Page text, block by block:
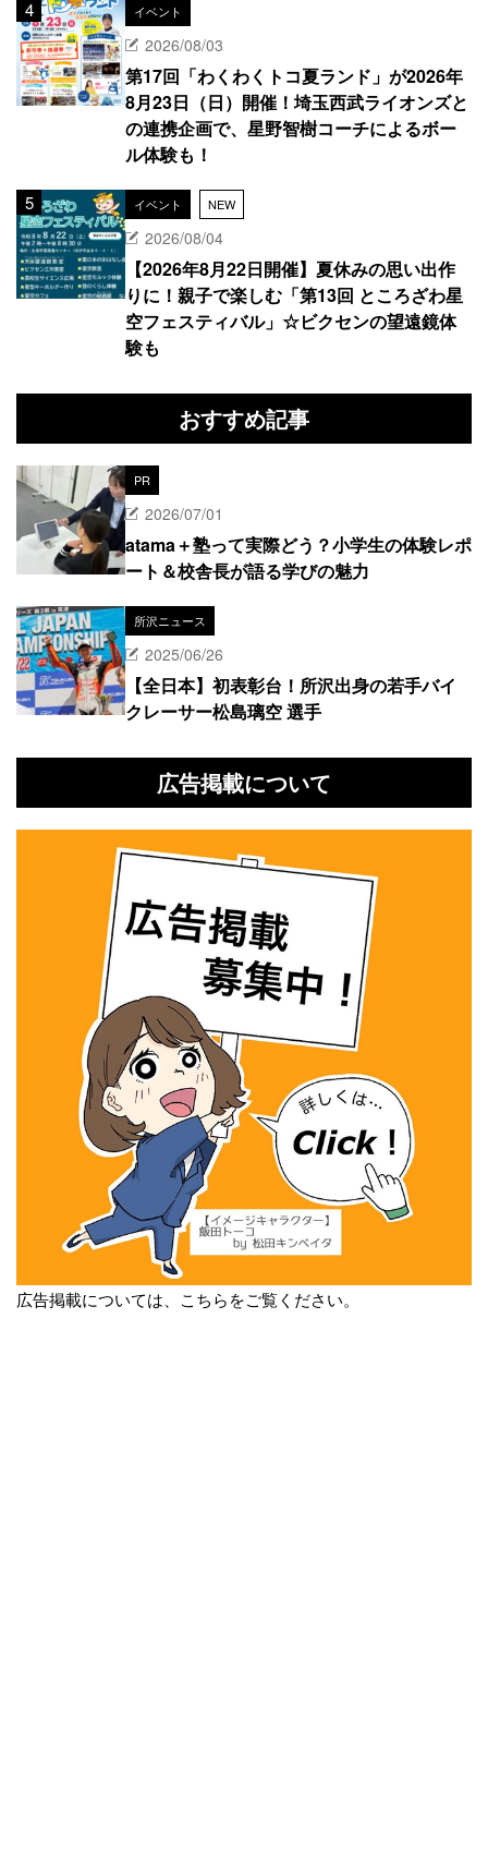
イベント
2026/08/03
第17回「わくわくトコ夏ランド」が2026年
8月23日（日）開催！埼玉西武ライオンズと
の連携企画で、星野智樹コーチによるボー
ル体験も！
イベント NEW
2026/08/04
【2026年8月22日開催】夏休みの思い出作
りに！親子で楽しむ「第13回 ところざわ星
空フェスティバル」☆ビクセンの望遠鏡体
験も
おすすめ記事
PR
2026/07/01
atama＋塾って実際どう？小学生の体験レポ
ート＆校舎長が語る学びの魅力
所沢ニュース
2025/06/26
【全日本】初表彰台！所沢出身の若手バイ
クレーサー松島璃空 選手
広告掲載について
広告掲載については、こちらをご覧ください。